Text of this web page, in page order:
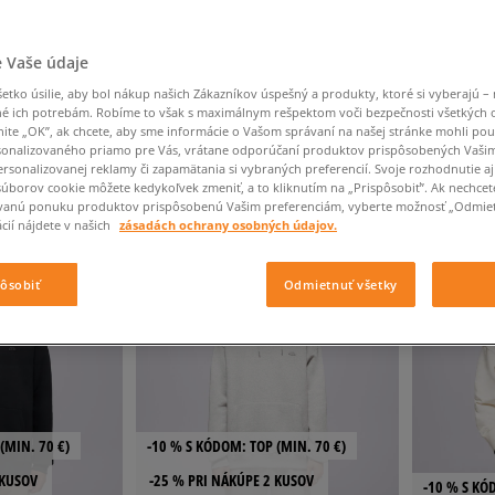
Saucony
Clarks
Rukavice
Klobúky
Dr. Martens
Eastpak
Empire
Starostlivosť o obuv
Čiapky
Rukavice
DC
Dickies
Eastpak
Jansport
Jordan
Lacoste
Nike Air Force 1 LV8
Jordan 4
New Balance 530
New Balance 1906
Puma Speedcat
Puma Palermo
Asics Gel-NYC Rugged
Šály a rukavice
VÝSLEDKOV NA STRÁNKE 60 Z 16 VÝROBKOV
(MIN. 70 €)
-10 % S KÓDOM: TOP (MIN. 70 €)
-25 % PRI NÁKÚPE 2 KUSOV
-10 % S
Vaše údaje
úsilie, aby bol nákup našich Zákazníkov úspešný a produkty, ktoré si vyberajú –
ich potrebám. Robíme to však s maximálnym rešpektom voči bezpečnosti všetkých
„OK”, ak chcete, aby sme informácie o Vašom správaní na našej stránke mohli
priamo pre Vás, vrátane odporúčaní produktov prispôsobených
reklamy či zapamätania si vybraných preferencií. Svoje rozhodnutie
cookie môžete kedykoľvek zmeniť, a to kliknutím na „Prispôsobiť”. Ak
ponuku produktov prispôsobenú Vašim preferenciám, vyberte možnosť
nájdete v našich zásadách ochrany osobných údajov.
Odmietnuť všetky